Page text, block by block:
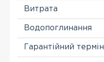
Витрата
Водопоглинання
Гарантійний термін